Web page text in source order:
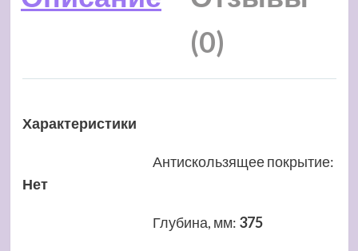
(0)
Характеристики
Антискользящее покрытие:
Нет
Глубина, мм: 375